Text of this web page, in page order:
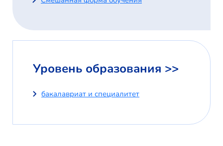
Уровень образования >>
бакалавриат и специалитет